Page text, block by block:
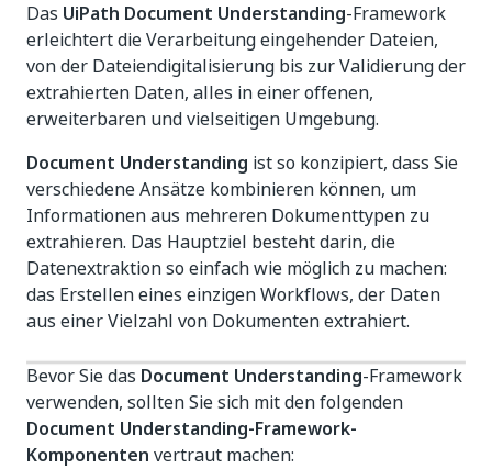
Das UiPath Document Understanding-Framework
erleichtert die Verarbeitung eingehender Dateien,
von der Dateiendigitalisierung bis zur Validierung der
extrahierten Daten, alles in einer offenen,
erweiterbaren und vielseitigen Umgebung.
Document Understanding ist so konzipiert, dass Sie
verschiedene Ansätze kombinieren können, um
Informationen aus mehreren Dokumenttypen zu
extrahieren. Das Hauptziel besteht darin, die
Datenextraktion so einfach wie möglich zu machen:
das Erstellen eines einzigen Workflows, der Daten
aus einer Vielzahl von Dokumenten extrahiert.
Bevor Sie das Document Understanding-Framework
verwenden, sollten Sie sich mit den folgenden
Document Understanding-Framework-
Komponenten vertraut machen: